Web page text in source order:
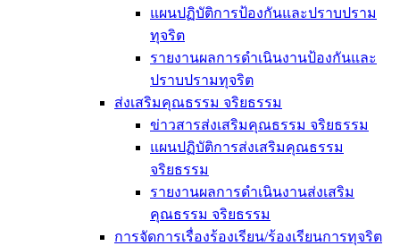
แผนปฏิบัติการป้องกันและปราบปราม
ทุจริต
รายงานผลการดำเนินงานป้องกันและ
ปราบปรามทุจริต
ส่งเสริมคุณธรรม จริยธรรม
ข่าวสารส่งเสริมคุณธรรม จริยธรรม
แผนปฏิบัติการส่งเสริมคุณธรรม
จริยธรรม
รายงานผลการดำเนินงานส่งเสริม
คุณธรรม จริยธรรม
การจัดการเรื่องร้องเรียน/ร้องเรียนการทุจริต